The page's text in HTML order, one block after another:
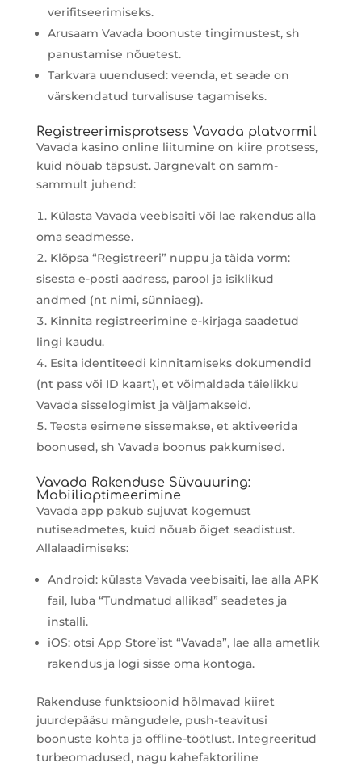
verifitseerimiseks.
Arusaam Vavada boonuste tingimustest, sh
panustamise nõuetest.
Tarkvara uuendused: veenda, et seade on
värskendatud turvalisuse tagamiseks.
Registreerimisprotsess Vavada platvormil
Vavada kasino online liitumine on kiire protsess,
kuid nõuab täpsust. Järgnevalt on samm-
sammult juhend:
Külasta Vavada veebisaiti või lae rakendus alla
oma seadmesse.
Klõpsa “Registreeri” nuppu ja täida vorm:
sisesta e-posti aadress, parool ja isiklikud
andmed (nt nimi, sünniaeg).
Kinnita registreerimine e-kirjaga saadetud
lingi kaudu.
Esita identiteedi kinnitamiseks dokumendid
(nt pass või ID kaart), et võimaldada täielikku
Vavada sisselogimist ja väljamakseid.
Teosta esimene sissemakse, et aktiveerida
boonused, sh Vavada boonus pakkumised.
Vavada Rakenduse Süvauuring:
Mobiilioptimeerimine
Vavada app pakub sujuvat kogemust
nutiseadmetes, kuid nõuab õiget seadistust.
Allalaadimiseks:
Android: külasta Vavada veebisaiti, lae alla APK
fail, luba “Tundmatud allikad” seadetes ja
installi.
iOS: otsi App Store’ist “Vavada”, lae alla ametlik
rakendus ja logi sisse oma kontoga.
Rakenduse funktsioonid hõlmavad kiiret
juurdepääsu mängudele, push-teavitusi
boonuste kohta ja offline-töötlust. Integreeritud
turbeomadused, nagu kahefaktoriline